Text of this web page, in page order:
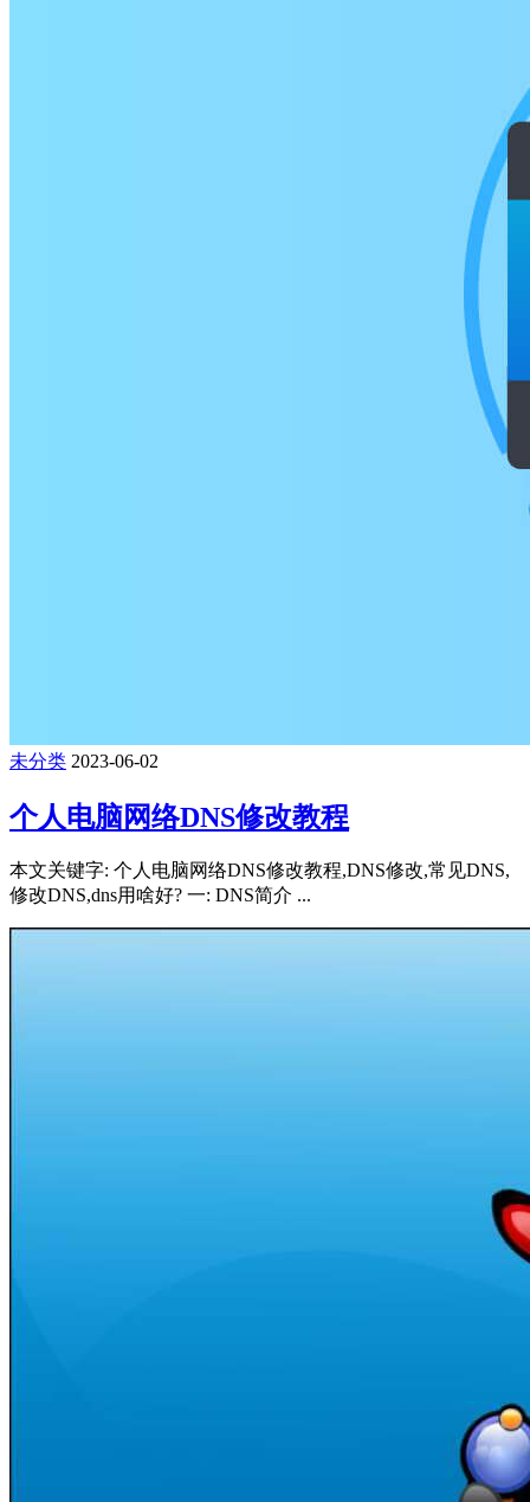
未分类 2023-06-02
个人电脑网络DNS修改教程
本文关键字: 个人电脑网络DNS修改教程,DNS修改,常见DNS,
修改DNS,dns用啥好? 一: DNS简介 ...